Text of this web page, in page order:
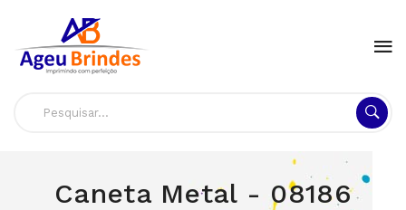
Caneta Metal - 08186